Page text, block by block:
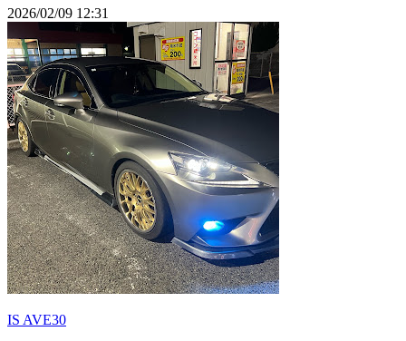
2026/02/09 12:31
IS AVE30